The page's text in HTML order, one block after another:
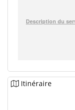
Itinéraire